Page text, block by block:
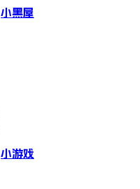
小黑屋
小游戏